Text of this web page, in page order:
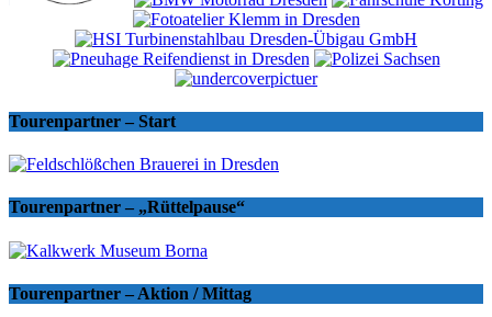
Tourenpartner – Start
Tourenpartner – „Rüttelpause“
Tourenpartner – Aktion / Mittag